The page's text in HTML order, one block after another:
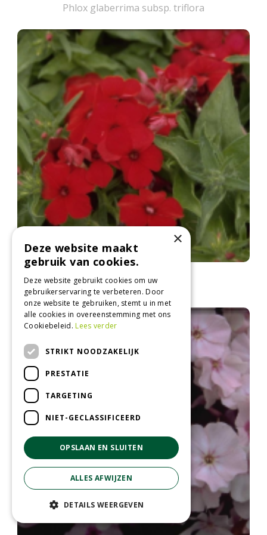
Phlox glaberrima subsp. triflora
Phlox 'Palona Carmine'
×
Deze website maakt
gebruik van cookies.
Deze website gebruikt cookies om uw
gebruikerservaring te verbeteren. Door
onze website te gebruiken, stemt u in met
alle cookies in overeenstemming met ons
Cookiebeleid.Lees verder
STRIKT NOODZAKELIJK
PRESTATIE
TARGETING
NIET-GECLASSIFICEERD
OPSLAAN EN SLUITEN
ALLES AFWIJZEN
DETAILS WEERGEVEN